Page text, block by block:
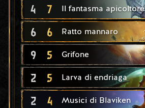
4 7 Il fantasma apicoltore
6 6 Ratto mannaro
9 5 Grifone
2 5 Larva di endriaga
2 4 Musici di Blaviken